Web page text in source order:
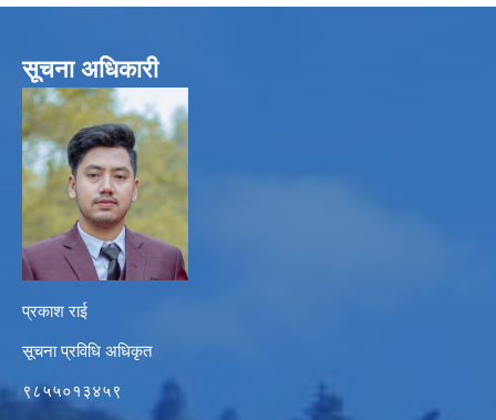
सूचना अधिकारी
प्रकाश राई
सूचना प्रविधि अधिकृत
९८५५०१३४५९